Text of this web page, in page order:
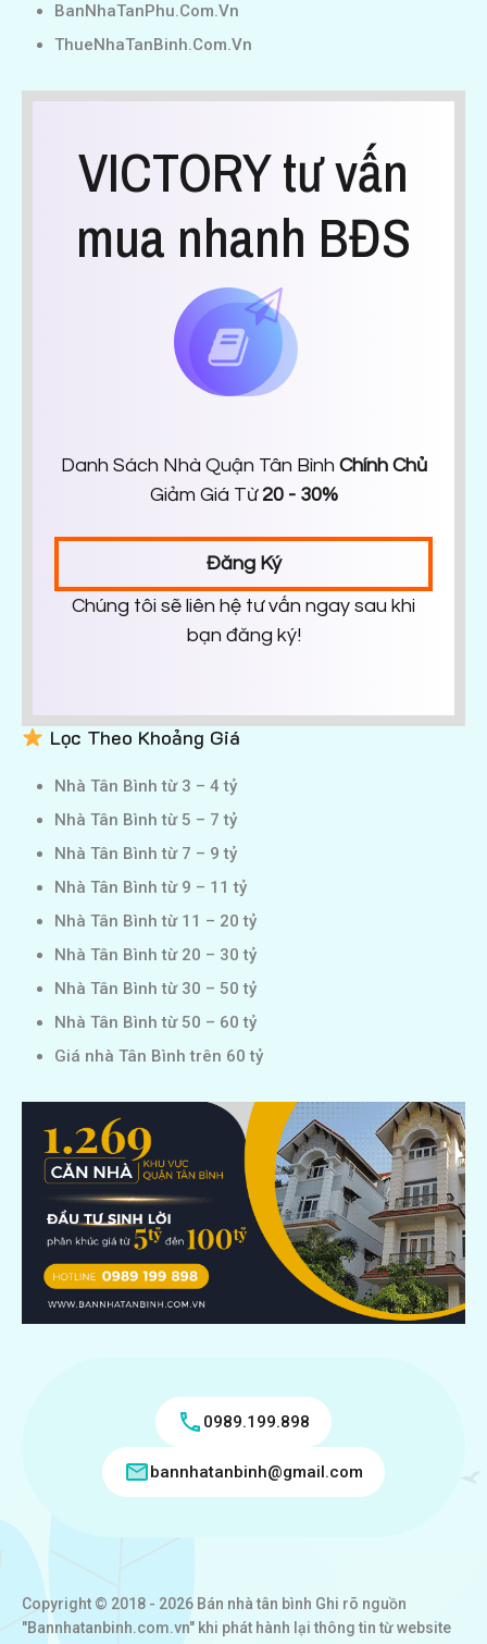
BanNhaTanPhu.Com.Vn
ThueNhaTanBinh.Com.Vn
VICTORY tư vấn
mua nhanh BĐS
Danh Sách Nhà Quận Tân Bình Chính Chủ
Giảm Giá Từ 20 - 30%
Đăng Ký
Chúng tôi sẽ liên hệ tư vấn ngay sau khi
bạn đăng ký!
Lọc Theo Khoảng Giá
Nhà Tân Bình từ 3 – 4 tỷ
Nhà Tân Bình từ 5 – 7 tỷ
Nhà Tân Bình từ 7 – 9 tỷ
Nhà Tân Bình từ 9 – 11 tỷ
Nhà Tân Bình từ 11 – 20 tỷ
Nhà Tân Bình từ 20 – 30 tỷ
Nhà Tân Bình từ 30 – 50 tỷ
Nhà Tân Bình từ 50 – 60 tỷ
Giá nhà Tân Bình trên 60 tỷ
0989.199.898
bannhatanbinh@gmail.com
Copyright © 2018 - 2026 Bán nhà tân bình Ghi rõ nguồn
"Bannhatanbinh.com.vn" khi phát hành lại thông tin từ website